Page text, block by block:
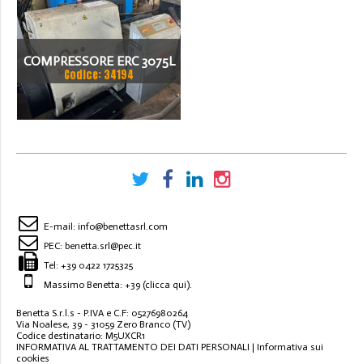
COMPRESSORE ERC 3075L
Codice: 34194
E-mail: info@benettasrl.com
PEC: benetta.srl@pec.it
Tel: +39 0422 1725325
Massimo Benetta: +39 (clicca qui).
Benetta S.r.l.s - P.IVA e C.F: 05276980264
Via Noalese, 39 - 31059 Zero Branco (TV)
Codice destinatario: M5UXCR1
INFORMATIVA AL TRATTAMENTO DEI DATI PERSONALI | Informativa sui
cookies